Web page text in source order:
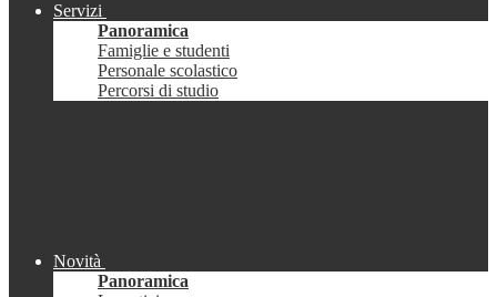
Servizi
Panoramica
Famiglie e studenti
Personale scolastico
Percorsi di studio
Novità
Panoramica